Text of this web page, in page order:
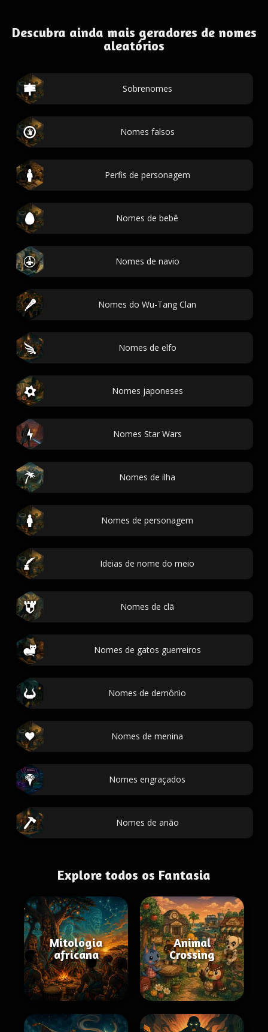
Descubra ainda mais geradores de nomes
aleatórios
Sobrenomes
Nomes falsos
Perfis de personagem
Nomes de bebê
Nomes de navio
Nomes do Wu-Tang Clan
Nomes de elfo
Nomes japoneses
Nomes Star Wars
Nomes de ilha
Nomes de personagem
Ideias de nome do meio
Nomes de clã
Nomes de gatos guerreiros
Nomes de demônio
Nomes de menina
Nomes engraçados
Nomes de anão
Explore todos os Fantasia
Mitologia
africana
Animal
Crossing